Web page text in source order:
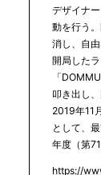
デザイナ
動を行う
消し、自
開局した
「
叩き出し
2019年11
として、
年度（第
https://